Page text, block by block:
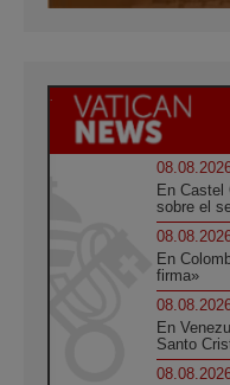
En Castel
sobre el
En
firma»
En
Santo